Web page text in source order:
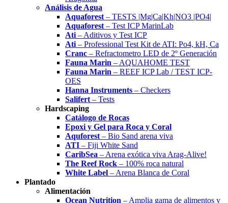
Análisis de Agua
Aquaforest – TESTS |Mg|Ca|Kh|NO3 |PO4|
Aquaforest – Test ICP MarinLab
Ati – Aditivos y Test ICP
Ati – Professional Test Kit de ATI: Po4, kH, Ca
Cranc – Refractometro LED de 2º Generación
Fauna Marin – AQUAHOME TEST
Fauna Marin – REEF ICP Lab / TEST ICP-
OES
Hanna Instruments – Checkers
Salifert – Tests
Hardscaping
Catálogo de Rocas
Epoxi y Gel para Roca y Coral
Aquforest – Bio Sand arena viva
ATI – Fiji White Sand
CaribSea – Arena exótica viva Arag-Alive!
The Reef Rock – 100% roca natural
White Label – Arena Blanca de Coral
Plantado
Alimentación
Ocean Nutrition – Amplia gama de alimentos y